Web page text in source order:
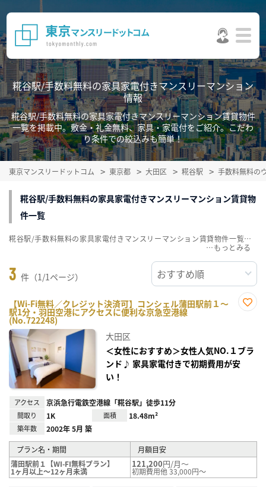
糀谷駅/手数料無料の家具家電付きマンスリーマンション
情報
糀谷駅/手数料無料の家具家電付きマンスリーマンション賃貸物件
一覧を掲載中。敷金・礼金無料、家具・家電付をご紹介。こだわ
り条件での絞込みも簡単！
東京マンスリードットコム 東京都 大田区 糀谷駅 手数料無料の
糀谷駅/手数料無料の家具家電付きマンスリーマンション賃貸物
件一覧
3 件（1/1ページ）
【Wi-Fi無料／クレジット決済可】コンシェル蒲田駅前１～
駅1分・羽田空港にアクセスに便利な京急空港線
(No.722248)
大田区
＜女性におすすめ＞女性人気NO.１ブラ
ンド♪ 家具家電付きで初期費用が安
い！
アクセス 京浜急行電鉄空港線「糀谷駅」徒歩11分
間取り 1K 面積 18.48m²
築年数 2002年 5月 築
プラン名・期間
月額目安
蒲田駅前１【WI-FI無料プラン】
1ヶ月以上～12ヶ月未満
121,200円/月～
初期費用他 33,000円～
糀谷駅/手数料無料の家具家電付きマンスリーマンション賃貸物件一覧を掲載中。敷金・礼金無料、家具・家電付をご紹介。こだわり条件での絞込みも簡単！
…